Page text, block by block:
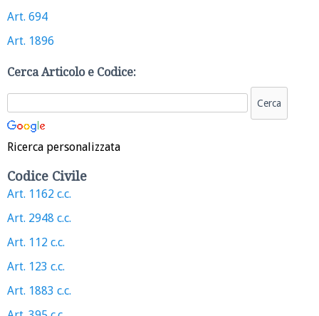
Art. 694
Art. 1896
Cerca Articolo e Codice:
Ricerca personalizzata
Codice Civile
Art. 1162 c.c.
Art. 2948 c.c.
Art. 112 c.c.
Art. 123 c.c.
Art. 1883 c.c.